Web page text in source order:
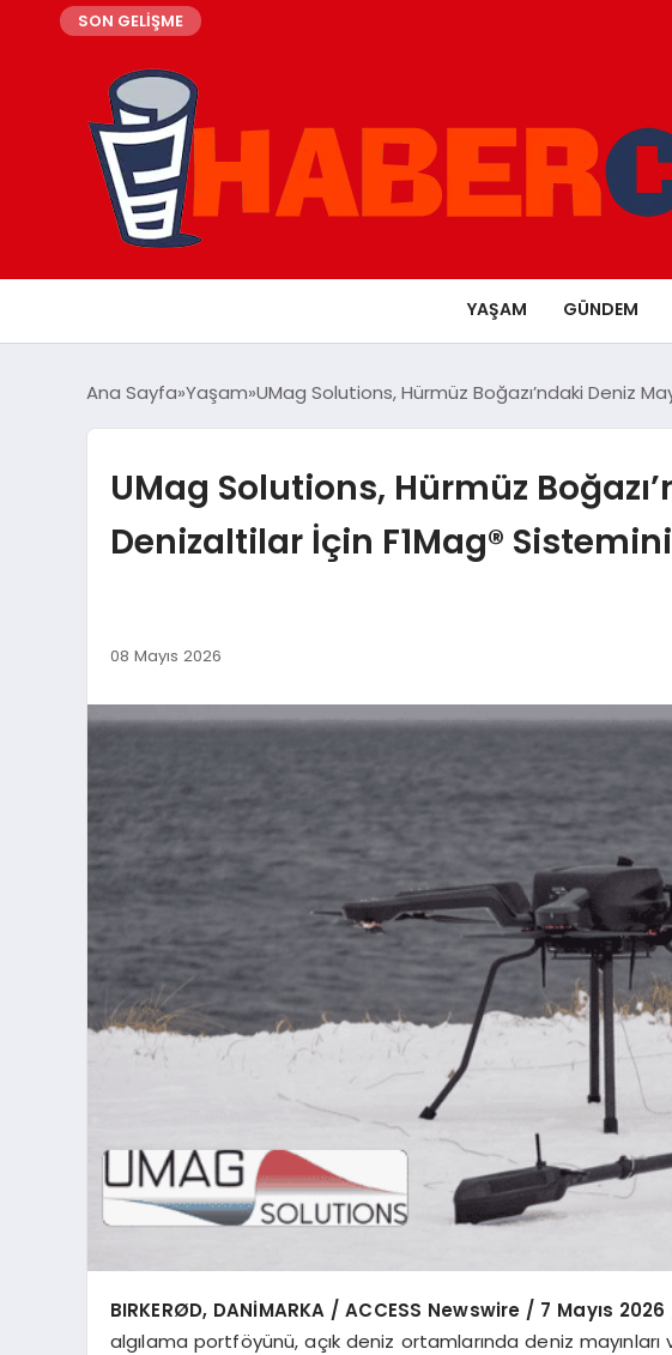
SON GELİŞME
YAŞAM GÜNDEM
Ana Sayfa Yaşam UMag Solutions, Hürmüz Boğazı’ndaki Deniz
UMag Solutions, Hürmüz
Denizaltilar İçin F1Mag® Sistemini
08 Mayıs 2026
BIRKERØD, DANİMARKA / ACCESS Newswire / 7 Mayıs 2026
algılama portföyünü, açık deniz ortamlarında deniz